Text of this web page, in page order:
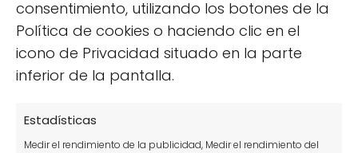
consentimiento, utilizando los botones de la
Política de cookies o haciendo clic en el
icono de Privacidad situado en la parte
inferior de la pantalla.
Estadísticas
Medir el rendimiento de la publicidad, Medir el rendimiento del
cardíacas.
Mejora de la salud mental:Algunos
estudios sugieren que ciertos alimentos
relacionados con el estado de ánimo y
la función cognitiva.